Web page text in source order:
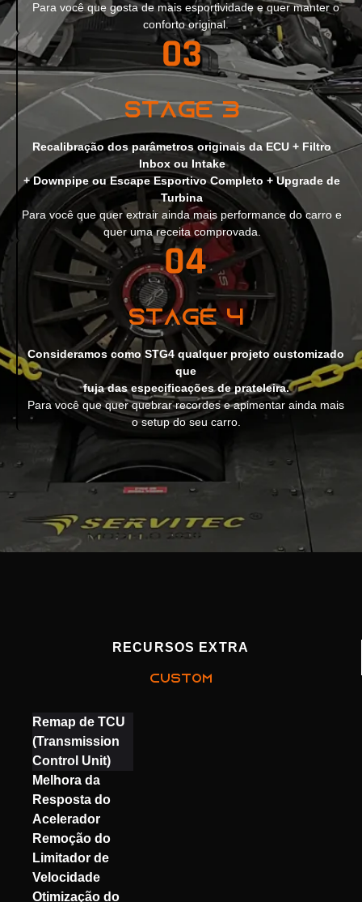
Para você que gosta de mais esportividade e quer manter o
conforto original.
Stage 3
Recalibração dos parâmetros originais da ECU + Filtro
Inbox ou Intake
+ Downpipe ou Escape Esportivo Completo + Upgrade de
Turbina
Para você que quer extrair ainda mais performance do carro e
quer uma receita comprovada.
Stage 4
Consideramos como STG4 qualquer projeto customizado
que
fuja das especificações de prateleira.
Para você que quer quebrar recordes e apimentar ainda mais
o setup do seu carro.
RECURSOS EXTRA
CUSTOM
Remap de TCU
(Transmission
Control Unit)
Melhora da
Resposta do
Acelerador
Remoção do
Limitador de
Velocidade
Otimização do